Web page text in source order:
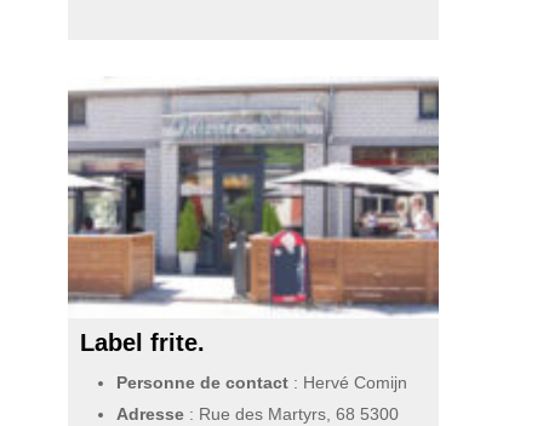
Label frite.
Personne de contact : Hervé Comijn
Adresse : Rue des Martyrs, 68 5300